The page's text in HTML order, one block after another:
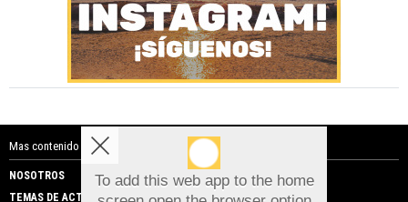
Mas contenido de Costa Blanca Noticias:
NOSOTROS
PUBLICIDAD
TEMAS DE ACTUALIDAD
To add this web app to the home